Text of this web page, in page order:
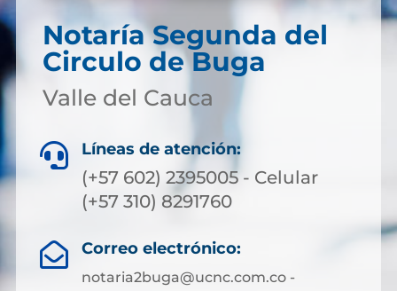
Notaría Segunda del
Circulo de Buga
Valle del Cauca
 Líneas de atención:
(+57 602) 2395005 - Celular
(+57 310) 8291760
 Correo electrónico:
notaria2buga@ucnc.com.co -